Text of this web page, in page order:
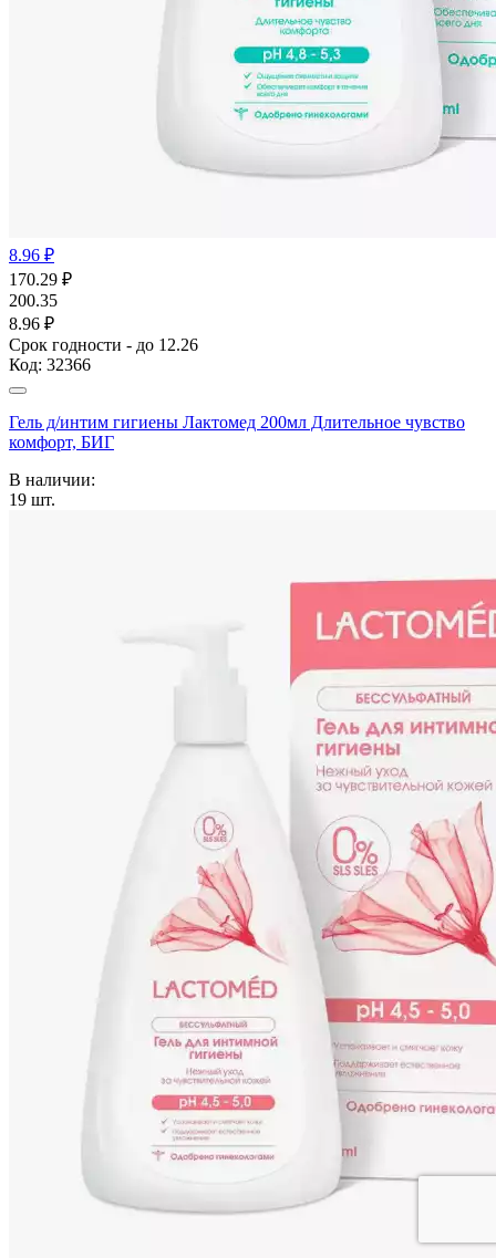
8.96 ₽
170.29 ₽
200.35
8.96 ₽
Срок годности - до 12.26
Код: 32366
Гель д/интим гигиены Лактомед 200мл Длительное чувство
комфорт, БИГ
В наличии:
19 шт.